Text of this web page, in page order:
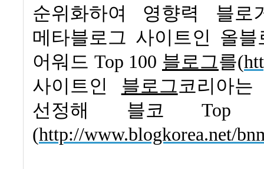
순위화하여 영향력 블로
메타블로그 사이트인 올
어워드 Top 100 블로그를(
사이트인 블로그 코리아는
선정해 블코
Top
(http://www.blogkorea.net/